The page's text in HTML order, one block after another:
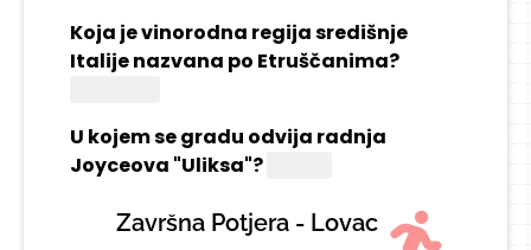
Koja je vinorodna regija središnje
Italije nazvana po Etruščanima?
U kojem se gradu odvija radnja
Joyceova "Uliksa"?
Završna Potjera - Lovac